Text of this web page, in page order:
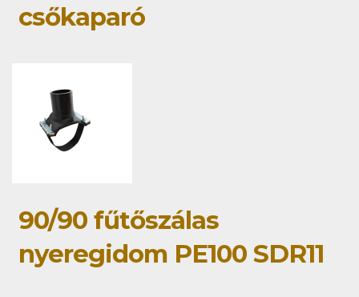
csőkaparó
90/90 fűtőszálas
nyeregidom PE100 SDR11